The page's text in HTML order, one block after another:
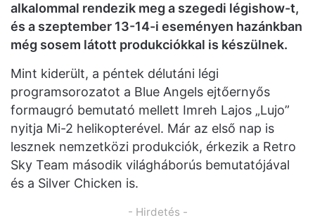
alkalommal rendezik meg a szegedi légishow-t,
és a szeptember 13-14-i eseményen hazánkban
még sosem látott produkciókkal is készülnek.
Mint kiderült, a péntek délutáni légi
programsorozatot a Blue Angels ejtőernyős
formaugró bemutató mellett Imreh Lajos „Lujo”
nyitja Mi-2 helikopterével. Már az első nap is
lesznek nemzetközi produkciók, érkezik a Retro
Sky Team második világháborús bemutatójával
és a Silver Chicken is.
- Hirdetés -